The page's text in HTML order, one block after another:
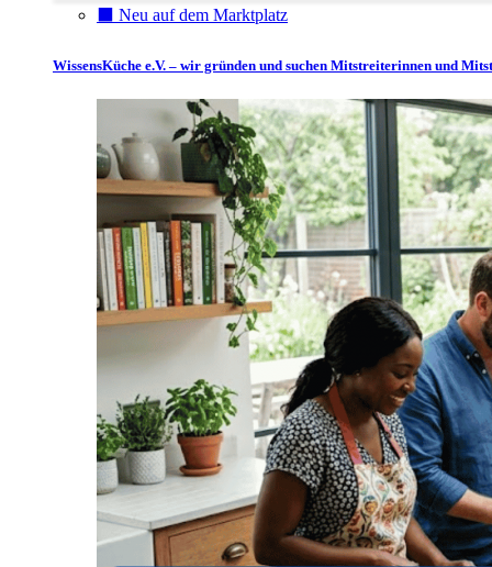
⬛️ Neu auf dem Marktplatz
WissensKüche e.V. – wir gründen und suchen Mitstreiterinnen und